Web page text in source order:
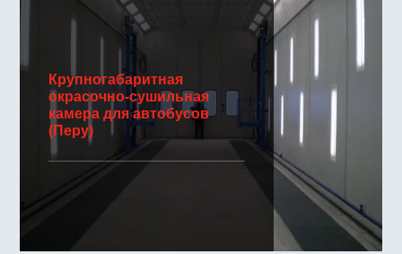
Крупногабаритная
окрасочно-сушильная
камера для автобусов
(Перу)